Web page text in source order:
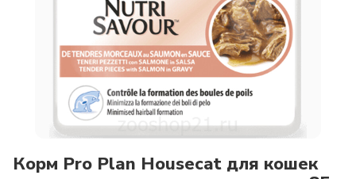
Корм Pro Plan Housecat для кошек